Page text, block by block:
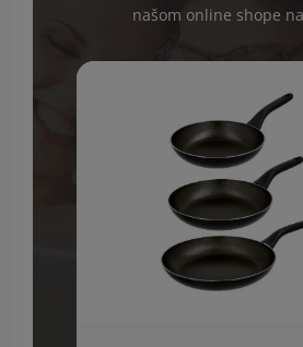
našom online shope na